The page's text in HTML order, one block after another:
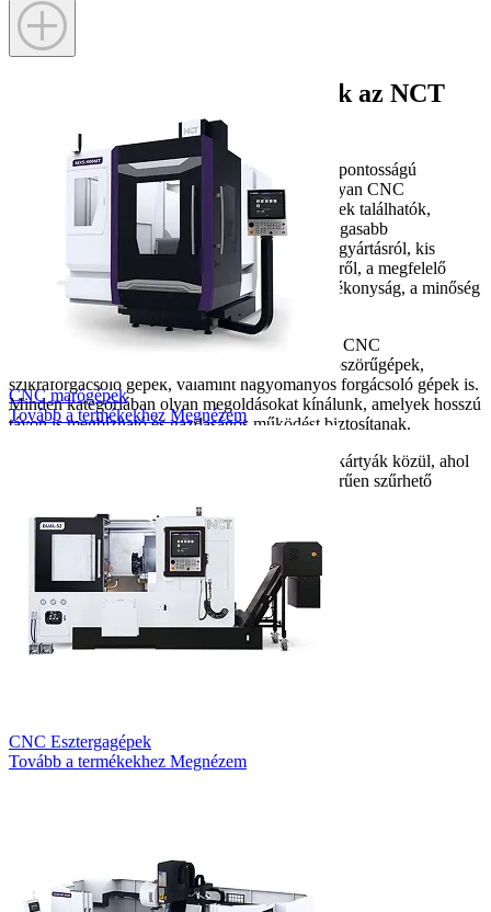
Professzionális szerszámgépek az NCT
A modern gyártás alapját a megbízható és nagy pontosságú
szerszámgépek jelentik. Az NCT kínálatában olyan CNC
szerszámgépek és hagyományos forgácsoló gépek találhatók,
amelyek megfelelnek a mai ipari termelés legmagasabb
követelményeinek. Legyen szó egyedi alkatrészgyártásról, kis
szériás gyártásról vagy nagy volumenű termelésről, a megfelelő
szerszámgép kiválasztása kulcsfontosságú a hatékonyság, a minőség
és a versenyképesség szempontjából.
Kínálatunkban megtalálhatók CNC marógépek, CNC
esztergagépek, szerkezetmegmunkáló gépek, köszörűgépek,
szikraforgácsoló gépek, valamint hagyományos forgácsoló gépek is.
Minden kategóriában olyan megoldásokat kínálunk, amelyek hosszú
távon is megbízható és gazdaságos működést biztosítanak.
Válassza ki az Önt érdeklő kategóriát az alábbi kártyák közül, ahol
az adott géptípus teljes kínálatát listázva, egyszerűen szűrhető
CNC marógépek
Tovább a termékekhez Megnézem
CNC Esztergagépek
Tovább a termékekhez Megnézem